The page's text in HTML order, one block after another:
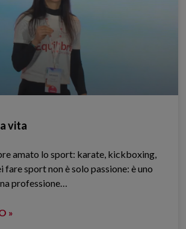
vita
amato lo sport: karate, kickboxing,
fare sport non è solo passione: è uno
professione…
»